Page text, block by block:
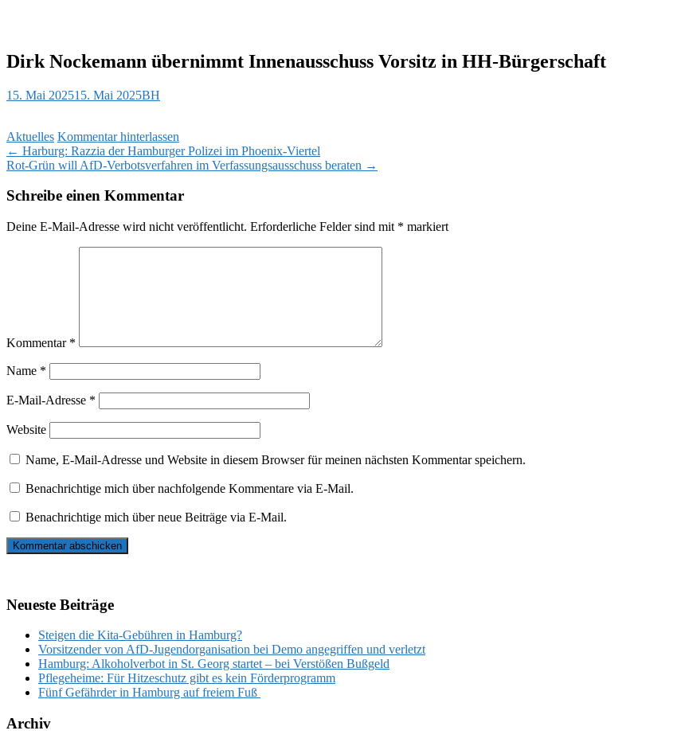
Dirk Nockemann übernimmt Innenausschuss Vorsitz in HH-Bürgerschaft
15. Mai 202515. Mai 2025BH
Aktuelles Kommentar hinterlassen
Beitragsnavigation
← Harburg: Razzia der Hamburger Polizei im Phoenix-Viertel
Rot-Grün will AfD-Verbotsverfahren im Verfassungsausschuss beraten →
Schreibe einen Kommentar
Deine E-Mail-Adresse wird nicht veröffentlicht. Erforderliche Felder sind mit * markiert
Kommentar *
Name *
E-Mail-Adresse *
Website
Name, E-Mail-Adresse und Website in diesem Browser für meinen nächsten Kommentar speichern.
Benachrichtige mich über nachfolgende Kommentare via E-Mail.
Benachrichtige mich über neue Beiträge via E-Mail.
Neueste Beiträge
Steigen die Kita-Gebühren in Hamburg?
Vorsitzender von AfD-Jugendorganisation bei Demo angegriffen und verletzt
Hamburg: Alkoholverbot in St. Georg startet – bei Verstößen Bußgeld
Pflegeheime: Für Hitzeschutz gibt es kein Förderprogramm
Fünf Gefährder in Hamburg auf freiem Fuß
Archiv